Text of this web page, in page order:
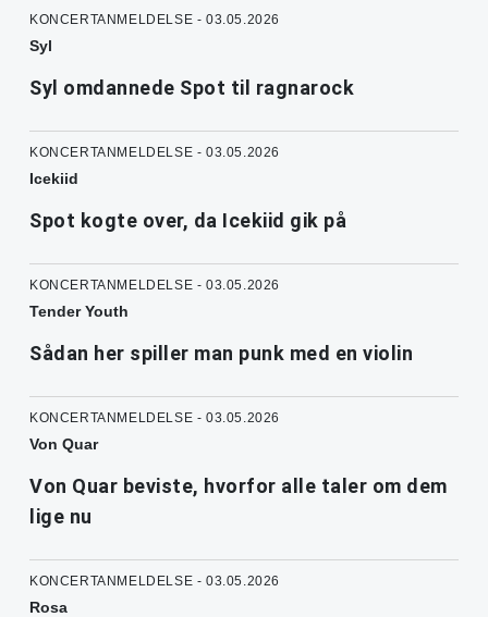
KONCERTANMELDELSE - 03.05.2026
Syl
Syl omdannede Spot til ragnarock
KONCERTANMELDELSE - 03.05.2026
Icekiid
Spot kogte over, da Icekiid gik på
KONCERTANMELDELSE - 03.05.2026
Tender Youth
Sådan her spiller man punk med en violin
KONCERTANMELDELSE - 03.05.2026
Von Quar
Von Quar beviste, hvorfor alle taler om dem
lige nu
KONCERTANMELDELSE - 03.05.2026
Rosa